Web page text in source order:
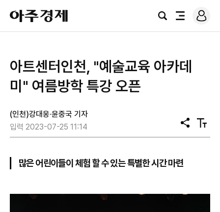
아
주
경
검
전
로
그
아트센터인천, "예술교육 아카데
미" 여름방학 특강 오픈
(인천)강대웅·윤중국 기자
입력 2023-07-25 11:14
공
유
텍
스
많은 어린이들이 체험 할 수 있는 특별한 시간 마련